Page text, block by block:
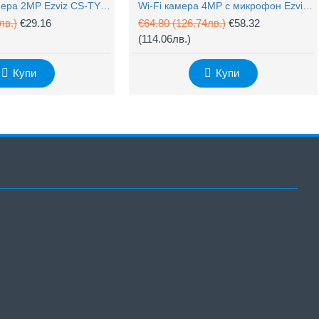
€29.16
Купи
€64.80(126.74лв.) €58.32
(114.06лв.)
Купи